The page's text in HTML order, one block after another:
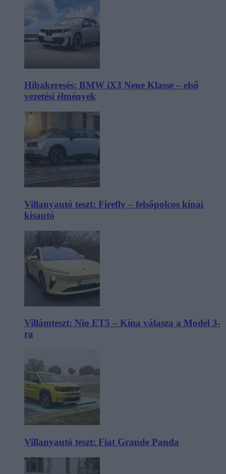
Hibakeresés: BMW iX3 Neue Klasse – első
vezetési élmények
Villanyautó teszt: Firefly – felsőpolcos kínai
kisautó
Villámteszt: Nio ET5 – Kína válasza a Model 3-
ra
Villanyautó teszt: Fiat Grande Panda